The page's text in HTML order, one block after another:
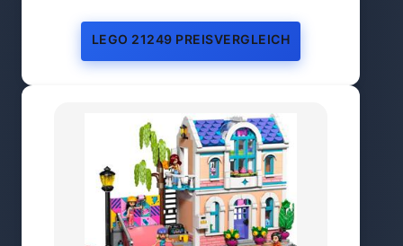
LEGO 21249 PREISVERGLEICH